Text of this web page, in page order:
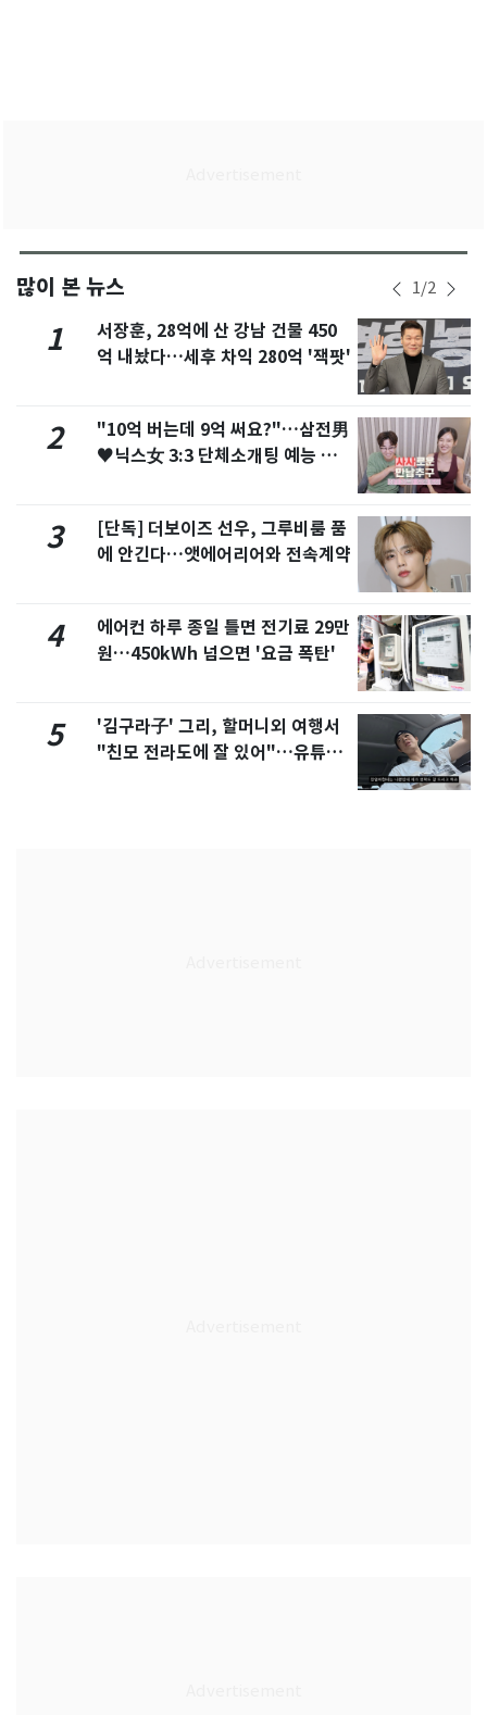
많이 본 뉴스 1/2
1
서장훈, 28억에 산 강남 건물 450
억 내놨다…세후 차익 280억 '잭팟'
2
"10억 버는데 9억 써요?"…삼전男
♥닉스女 3:3 단체소개팅 예능 화
3
[단독] 더보이즈 선우, 그루비룸 품
에 안긴다…앳에어리어와 전속계약
4
에어컨 하루 종일 틀면 전기료 29만
원…450kWh 넘으면 '요금 폭탄'
5
'김구라子' 그리, 할머니외 여행서
"친모 전라도에 잘 있어"…유튜브